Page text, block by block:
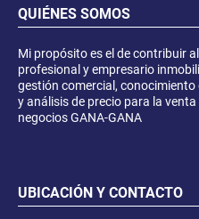
QUIÉNES SOMOS
Mi propósito es el de contribuir
profesional y empresario
gestión comercial,
y análisis de precio para la
negocios GANA-GANA
UBICACIÓN Y CONTACTO